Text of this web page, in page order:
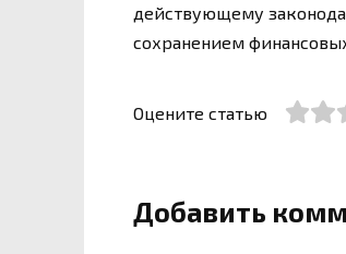
действующему
сохранением
Оцените статью
Добавить